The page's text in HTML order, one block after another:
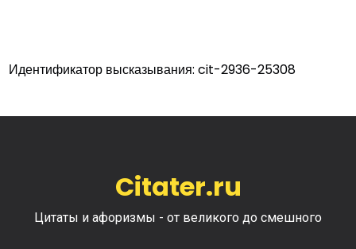
Идентификатор высказывания: cit-2936-25308
Citater.ru
Цитаты и афоризмы - от великого до смешного